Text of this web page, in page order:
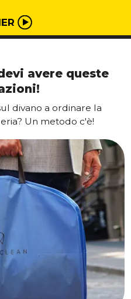
avere queste
divano a ordinare la
Un metodo c'è!